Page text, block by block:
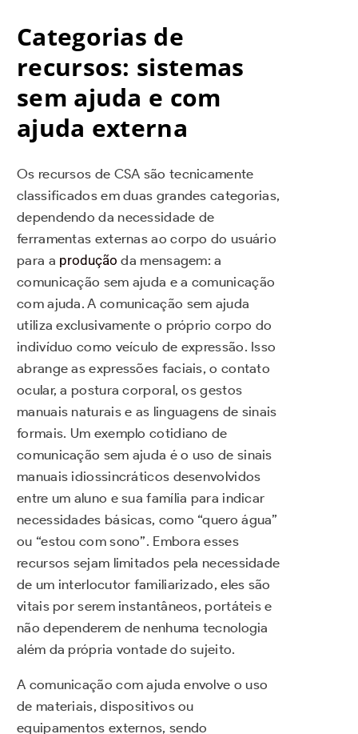
Categorias de
recursos: sistemas
sem ajuda e com
ajuda externa
Os recursos de CSA são tecnicamente
classificados em duas grandes categorias,
dependendo da necessidade de
ferramentas externas ao corpo do usuário
para a produção da mensagem: a
comunicação sem ajuda e a comunicação
com ajuda. A comunicação sem ajuda
utiliza exclusivamente o próprio corpo do
indivíduo como veículo de expressão. Isso
abrange as expressões faciais, o contato
ocular, a postura corporal, os gestos
manuais naturais e as linguagens de sinais
formais. Um exemplo cotidiano de
comunicação sem ajuda é o uso de sinais
manuais idiossincráticos desenvolvidos
entre um aluno e sua família para indicar
necessidades básicas, como “quero água”
ou “estou com sono”. Embora esses
recursos sejam limitados pela necessidade
de um interlocutor familiarizado, eles são
vitais por serem instantâneos, portáteis e
não dependerem de nenhuma tecnologia
além da própria vontade do sujeito.
A comunicação com ajuda envolve o uso
de materiais, dispositivos ou
equipamentos externos, sendo